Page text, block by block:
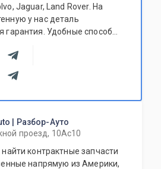
Jaguar, Land Rover. На
у нас деталь
гарантия. Удобные способы
в любую точку СНГ.
технического центра с
Вам в ремонте вашего
| Разбор-Ауто
проезд, 10Ас10
контрактные запчасти
напрямую из Америки,